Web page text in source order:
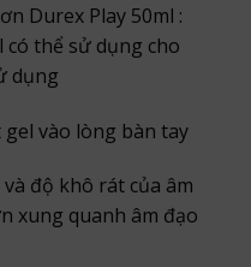
Durex Play 50ml :
có thể sử dụng cho
dụng
vào lòng bàn tay
độ khô rát của âm
xung quanh âm đạo